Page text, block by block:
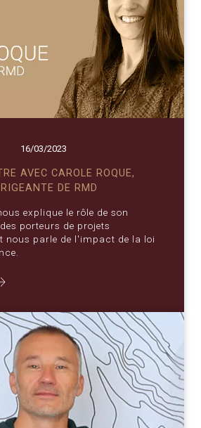
16/03/2023
AVEC CAROLE ROQUE,
DE RMD
explique le rôle de son
porteurs de projets
nous parle de l'impact de la loi